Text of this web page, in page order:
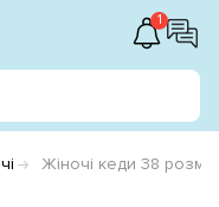
1
Жіночі кеди 38 розмір